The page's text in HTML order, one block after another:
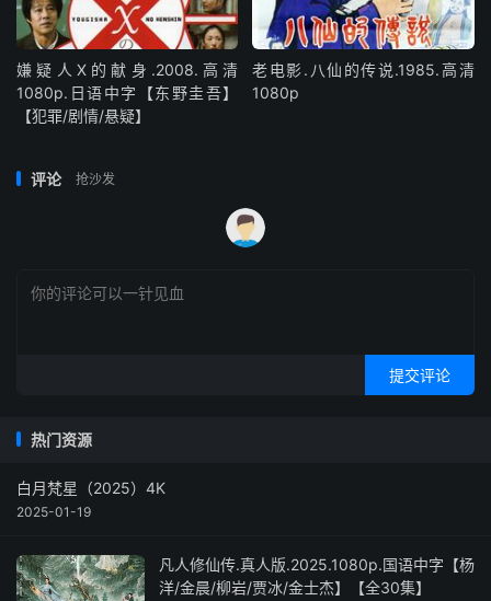
嫌疑人X的献身.2008.高清
1080p.日语中字【东野圭吾】
【犯罪/剧情/悬疑】
老电影.八仙的传说.1985.高清
1080p
评论 抢沙发
提交评论
热门资源
白月梵星（2025）4K
2025-01-19
凡人修仙传.真人版.2025.1080p.国语中字【杨
洋/金晨/柳岩/贾冰/金士杰】【全30集】